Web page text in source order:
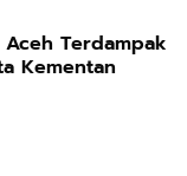
Aceh Terdampak
Kementan